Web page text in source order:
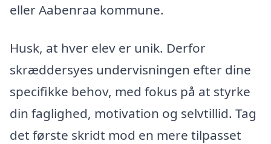
eller Aabenraa kommune.
Husk, at hver elev er unik. Derfor
skræddersyes undervisningen efter dine
specifikke behov, med fokus på at styrke
din faglighed, motivation og selvtillid. Tag
det første skridt mod en mere tilpasset